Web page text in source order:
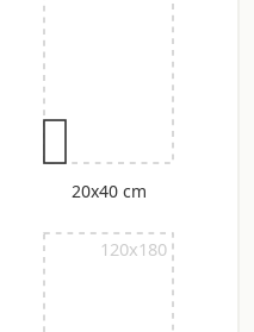
20x40 cm
120x180